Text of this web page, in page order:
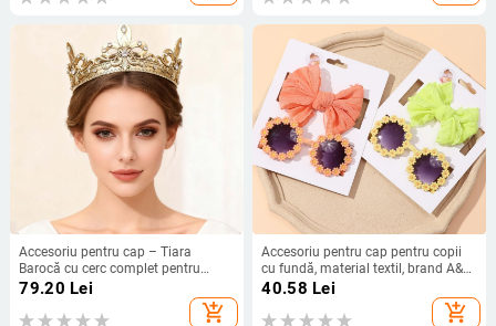
Accesoriu pentru cap – Tiara
Barocă cu cerc complet pentru
nunți, aliaj, placare electrolitică,
79.20 Lei
add_shopping_cart
Accesoriu pentru cap pentru copii
cu fundă, material textil, brand A&A
BOW, ambalare individuală,
40.58 Lei
add_shopping_cart